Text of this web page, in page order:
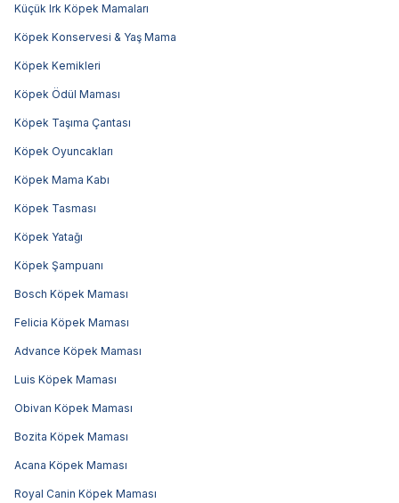
Küçük Irk Köpek Mamaları
Köpek Konservesi & Yaş Mama
Köpek Kemikleri
Köpek Ödül Maması
Köpek Taşıma Çantası
Köpek Oyuncakları
Köpek Mama Kabı
Köpek Tasması
Köpek Yatağı
Köpek Şampuanı
Bosch Köpek Maması
Felicia Köpek Maması
Advance Köpek Maması
Luis Köpek Maması
Obivan Köpek Maması
Bozita Köpek Maması
Acana Köpek Maması
Royal Canin Köpek Maması